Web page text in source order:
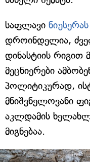
საფლავი ნიუსერას
დროინდელია,
დინასტიის რიგით
მეცნიერები
პოლიტიკურად,
მნიშვნელოვანი
აკლდამის
მიგნებაა.